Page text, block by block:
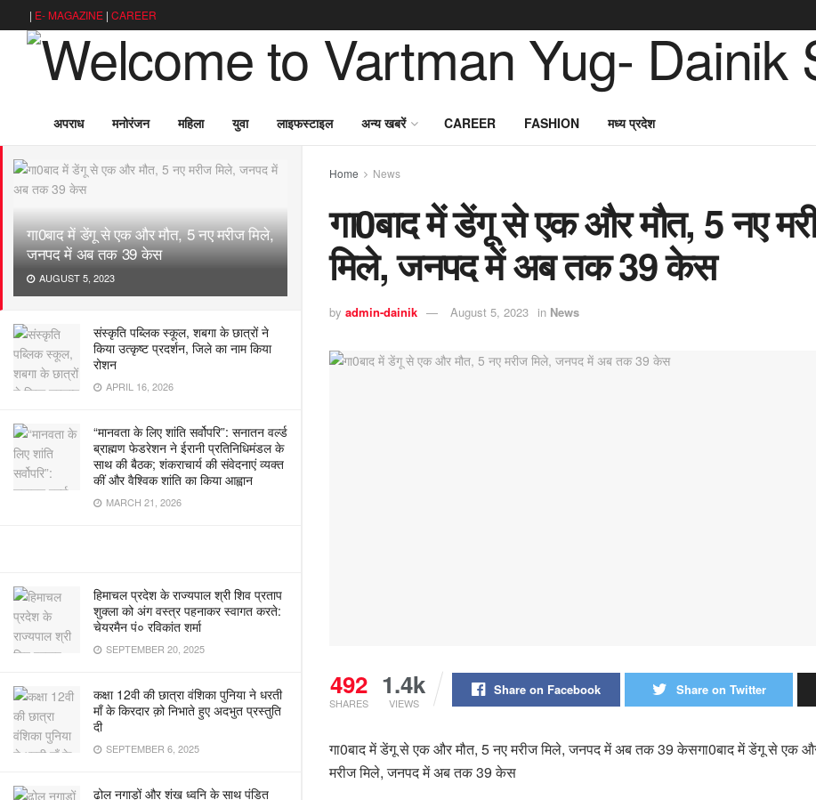
LATEST TRENDING
गा0बाद में डेंगू से एक और मौत, 5 नए मरीज मिले,
जनपद में अब तक 39 केस
AUGUST 5, 2023
संस्कृति पब्लिक स्कूल, शबगा के छात्रों ने
किया उत्कृष्ट प्रदर्शन, जिले का नाम किया
रोशन
APRIL 16, 2026
“मानवता के लिए शांति सर्वोपरि”: सनातन वर्ल्ड
ब्राह्मण फेडरेशन ने ईरानी प्रतिनिधिमंडल के
साथ की बैठक; शंकराचार्य की संवेदनाएं व्यक्त
कीं और वैश्विक शांति का किया आह्वान
MARCH 21, 2026
हिमाचल प्रदेश के राज्यपाल श्री शिव प्रताप
शुक्ला को अंग वस्त्र पहनाकर स्वागत करते:
चेयरमैन पं० रविकांत शर्मा
SEPTEMBER 20, 2025
कक्षा 12वी की छात्रा वंशिका पुनिया ने धरती
माँ के किरदार क़ो निभाते हुए अदभुत प्रस्तुति
दी
SEPTEMBER 6, 2025
ढोल नगाड़ों और शंख ध्वनि के साथ पंडित
| E- MAGAZINE | CAREER
अपराध मनोरंजन महिला युवा लाइफस्टाइल अन्य खबरें CAREER FASHION मध्य प्रदेश
Home News
गा0बाद में डेंगू से एक और मौत, 5 नए
मिले, जनपद में अब तक 39 केस
by admin-dainik August 5, 2023 in News
492
SHARES
1.4k
VIEWS
Share on Facebook Share on Twitter
गा0बाद में डेंगू से एक और मौत, 5 नए मरीज मिले, जनपद में अब तक 39 केसगा0बाद में डेंगू से एक
मरीज मिले, जनपद में अब तक 39 केस